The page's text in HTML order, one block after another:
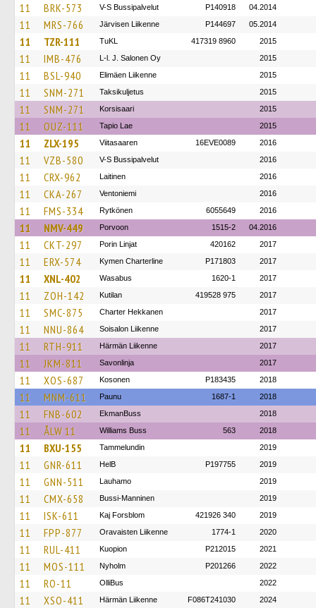
11 BRK-573 V-S Bussipalvelut P140918 04.2014
11 MRS-766 Järvisen Liikenne P144697 05.2014
11 TZR-111 TuKL 417319 8960 2015
11 IMB-476 L-l. J. Salonen Oy 2015
11 BSL-940 Elimäen Liikenne 2015
11 SNM-271 Taksikuljetus 2015
11 SNM-271 Korsisaari 2015
11 OUZ-111 Tapio Lae 2015
11 ZLX-195 Viitasaaren 16EVE0089 2016
11 VZB-580 V-S Bussipalvelut 2016
11 CRX-962 Laitinen 2016
11 CKA-267 Ventoniemi 2016
11 FMS-334 Rytkönen 6055649 2016
11 NMV-449 Porvoon 1515-2 04.2016
11 CKT-297 Porin Linjat 420162 2017
11 ERX-574 Kymen Charterline P171803 2017
11 XNL-402 Wasabus 1620-1 2017
11 ZOH-142 Kutilan 419528 975 2017
11 SMC-875 Charter Hekkanen 2017
11 NNU-864 Soisalon Liikenne 2017
11 RTH-911 Härmän Liikenne 2017
11 JKM-811 Savonlinja 2017
11 XOS-687 Kosonen P183435 2018
11 MNM-611 Paunu 1687-1 2018
11 FNB-602 EkmanBuss 2018
11 ÅLW 11 Williams Buss 563 2018
11 BXU-155 Tammelundin 2019
11 GNR-611 HelB P197755 2019
11 GNN-511 Lauhamo 2019
11 CMX-658 Bussi-Manninen 2019
11 ISK-611 Kaj Forsblom 421926 340 2019
11 FPP-877 Oravaisten Liikenne 1774-1 2020
11 RUL-411 Kuopion P212015 2021
11 MOS-111 Nyholm P201266 2022
11 RO-11 OlliBus 2022
11 XSO-411 Härmän Liikenne F086T241030 2024